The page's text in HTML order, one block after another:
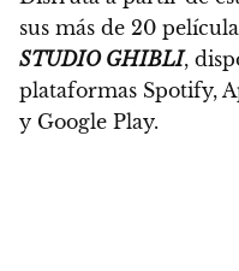
sus más de 20
STUDIO GHIBLI,
plataformas Spotify,
y Google Play.